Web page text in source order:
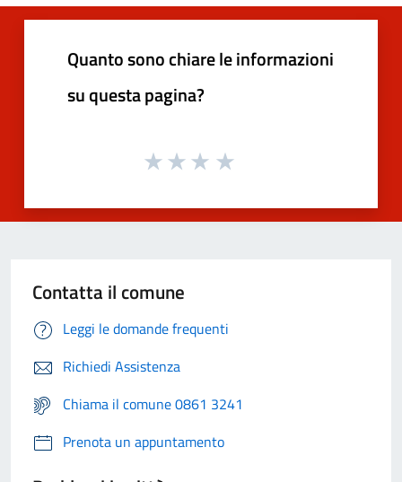
Quanto sono chiare le informazioni
su questa pagina?
Contatta il comune
Leggi le domande frequenti
Richiedi Assistenza
Chiama il comune 0861 3241
Prenota un appuntamento